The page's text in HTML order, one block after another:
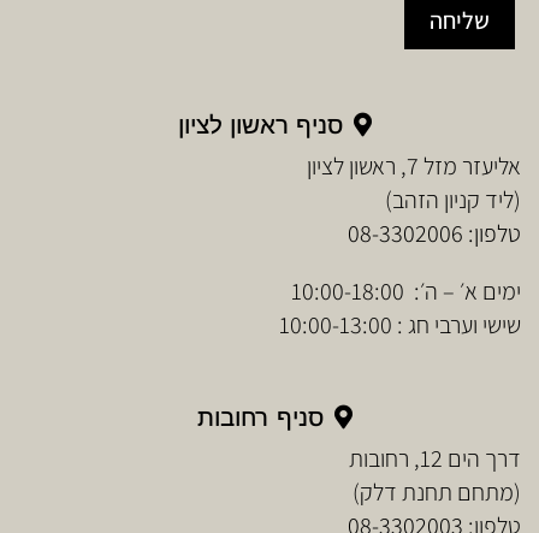
שליחה
סניף ראשון לציון
אליעזר מזל 7, ראשון לציון
(ליד קניון הזהב)
טלפון: 08-3302006
ימים א׳ – ה׳: 10:00-18:00
שישי וערבי חג : 10:00-13:00
סניף רחובות
דרך הים 12, רחובות
(מתחם תחנת דלק)
טלפון: 08-3302003